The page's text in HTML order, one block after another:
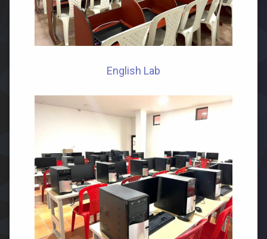
English Lab